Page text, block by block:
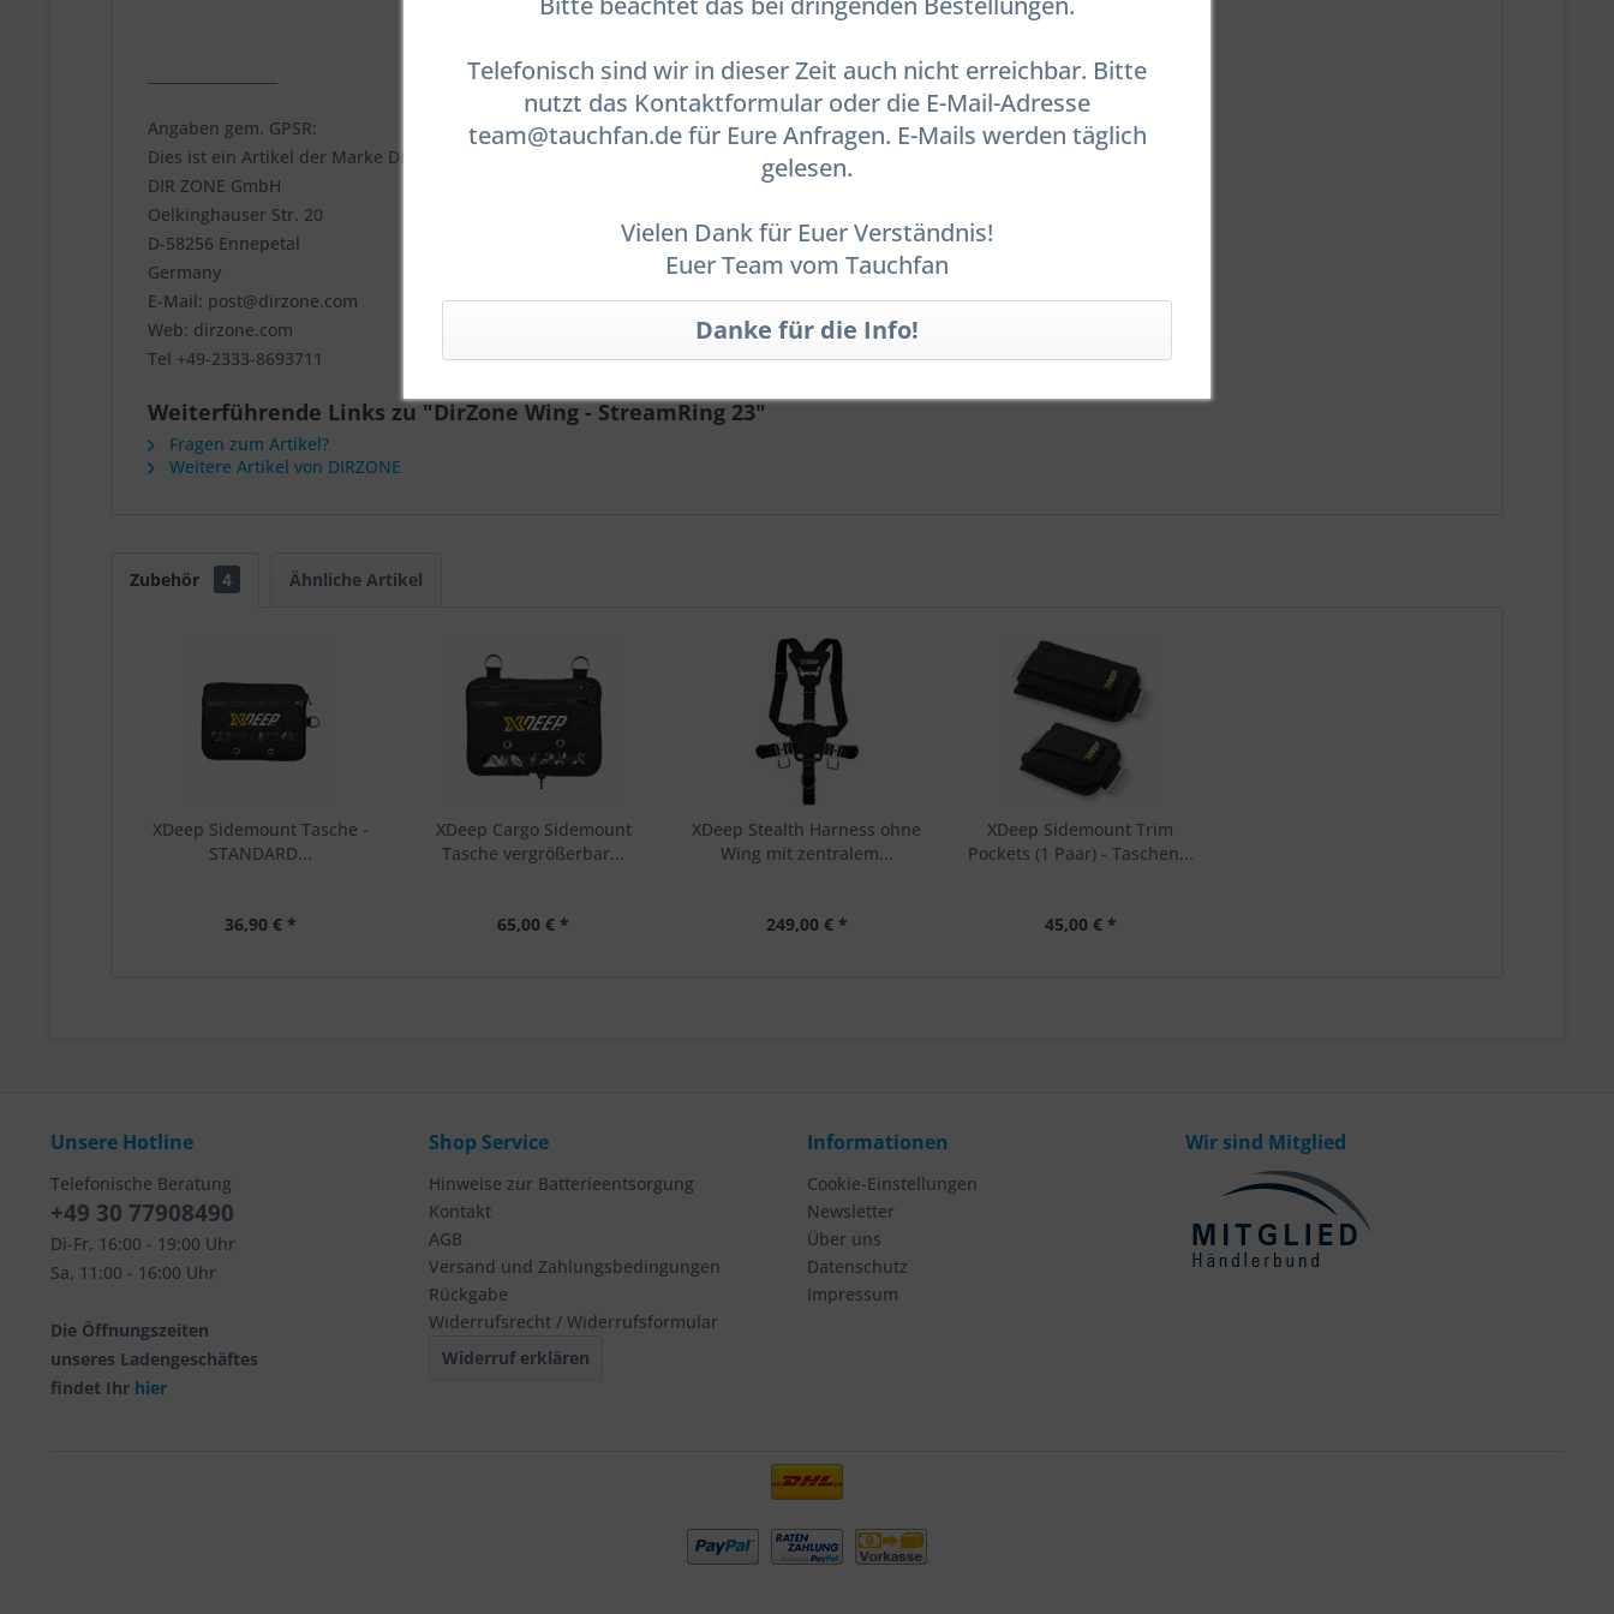
Angaben gem. GPSR:
Dies ist ein Artikel der Marke DirZone
DIR ZONE GmbH
Oelkinghauser Str. 20
D-58256 Ennepetal
Germany
E-Mail: post@dirzone.com
Web: dirzone.com
Tel +49-2333-8693711
Weiterführende Links zu "DirZone Wing - StreamRing 23"
Fragen zum Artikel?
Weitere Artikel von DIRZONE
Zubehör 4 Ähnliche Artikel
XDeep Sidemount Tasche -
STANDARD...
36,90 € *
XDeep Cargo Sidemount
Tasche vergrößerbar...
65,00 € *
XDeep Stealth Harness ohne
Wing mit zentralem...
249,00 € *
XDeep Sidemount Trim
Pockets (1 Paar) - Taschen...
45,00 € *
Telefonisch sind wir in dieser Zeit auch nicht erreichbar. Bitte
nutzt das Kontaktformular oder die E-Mail-Adresse
team@tauchfan.de für Eure Anfragen. E-Mails werden täglich
gelesen.
Vielen Dank für Euer Verständnis!
Euer Team vom Tauchfan
Unsere Hotline
Telefonische Beratung
+49 30 77908490
Di-Fr, 16:00 - 19:00 Uhr
Sa, 11:00 - 16:00 Uhr
Die Öffnungszeiten
unseres Ladengeschäftes
findet Ihr hier
Shop Service
Hinweise zur Batterieentsorgung
Kontakt
AGB
Versand und Zahlungsbedingungen
Rückgabe
Widerrufsrecht / Widerrufsformular
Widerruf erklären
Informationen
Cookie-Einstellungen
Newsletter
Über uns
Datenschutz
Impressum
Wir sind Mitglied